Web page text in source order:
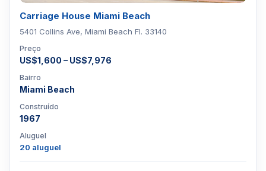
Carriage House Miami Beach
5401 Collins Ave, Miami Beach Fl. 33140
Preço
US$1,600 – US$7,976
Bairro
Miami Beach
Construído
1967
Aluguel
20 aluguel